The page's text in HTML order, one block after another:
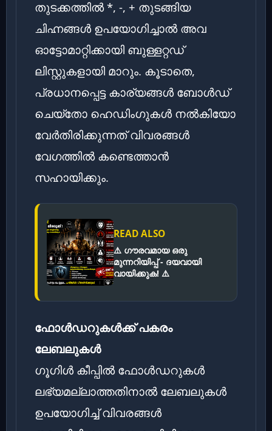
തുടക്കത്തിൽ *, -, + തുടങ്ങിയ
ചിഹ്നങ്ങൾ ഉപയോഗിച്ചാൽ അവ
ഓട്ടോമാറ്റിക്കായി ബുള്ളറ്റഡ്
ലിസ്റ്റുകളായി മാറും. കൂടാതെ,
പ്രധാനപ്പെട്ട കാര്യങ്ങൾ ബോൾഡ്
ചെയ്തോ ഹെഡിംഗുകൾ നൽകിയോ
വേർതിരിക്കുന്നത് വിവരങ്ങൾ
വേഗത്തിൽ കണ്ടെത്താൻ
സഹായിക്കും.
READ ALSO
⚠️ ഗൗരവമായ ഒരു
മുന്നറിയിപ്പ് - ദയവായി
വായിക്കുക! ⚠️
ഫോൾഡറുകൾക്ക് പകരം
ലേബലുകൾ
ഗൂഗിൾ കീപ്പിൽ ഫോൾഡറുകൾ
ലഭ്യമല്ലാത്തതിനാൽ ലേബലുകൾ
ഉപയോഗിച്ച് വിവരങ്ങൾ